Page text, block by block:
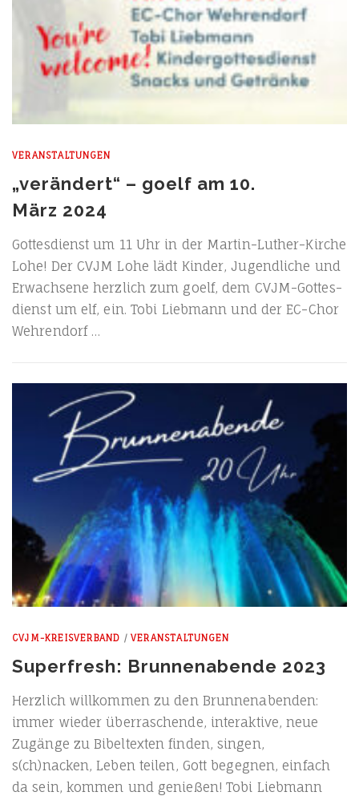
VERANSTALTUNGEN
„verändert“ – goelf am 10.
März 2024
Got­tes­dienst um 11 Uhr in der Mar­tin-Luther-Kir­che
Lohe! Der CVJM Lohe lädt Kin­der, Jugend­li­che und
Erwach­se­ne herz­lich zum goelf, dem CVJM-Got­­tes­­
dienst um elf, ein. Tobi Lieb­mann und der EC-Chor
Wehrendorf …
CVJM-KREISVERBAND /VERANSTALTUNGEN
Superfresh: Brunnenabende 2023
Herz­lich will­kom­men zu den Brun­nen­a­ben­den:
immer wie­der über­ra­schen­de, inter­ak­ti­ve, neue
Zugän­ge zu Bibel­tex­ten fin­den, sin­gen,
s(ch)nacken, Leben tei­len, Gott begeg­nen, ein­fach
da sein, kom­men und genie­ßen! Tobi Lieb­mann